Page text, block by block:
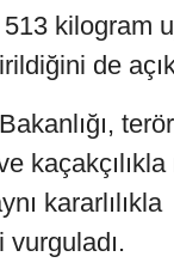
513 kilogram
de
kararlılıkla